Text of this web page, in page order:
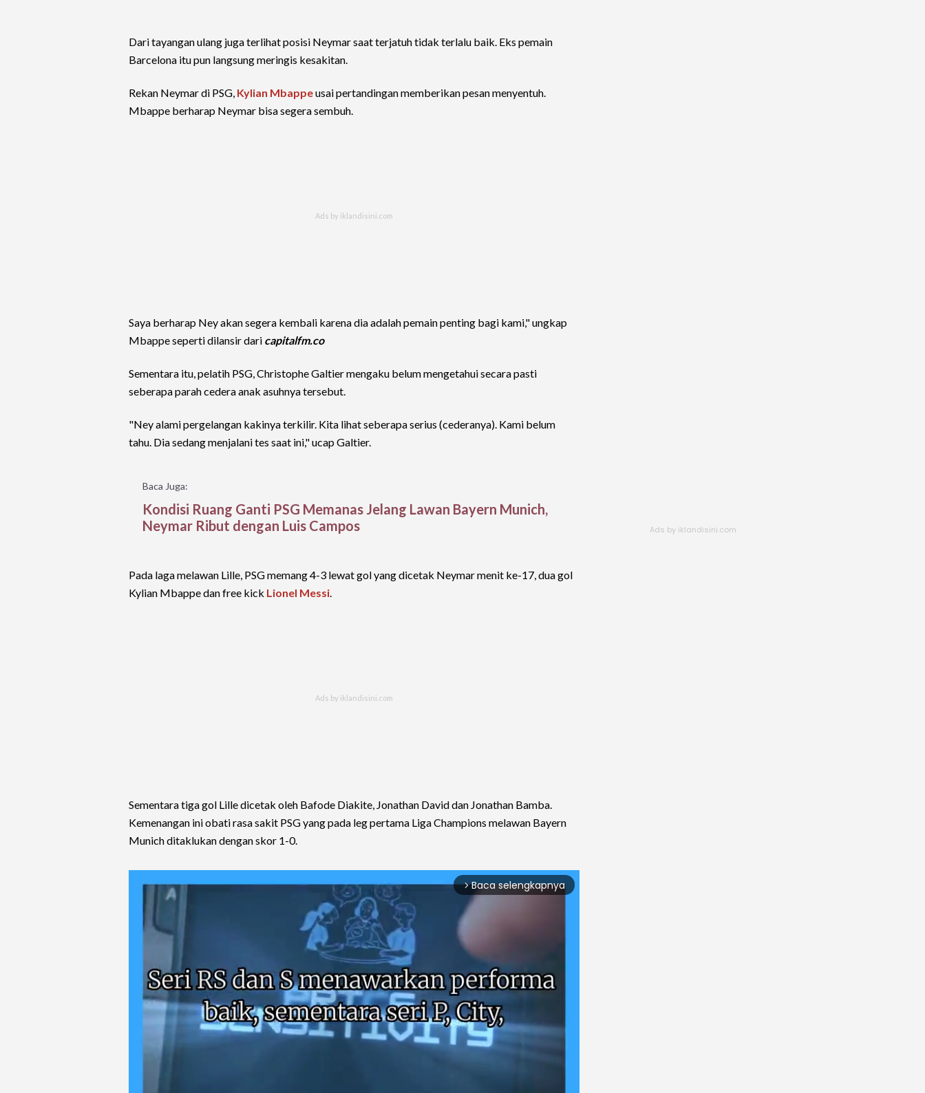
Dari tayangan ulang juga terlihat posisi Neymar saat terjatuh tidak terlalu baik. Eks pemain
Barcelona itu pun langsung meringis kesakitan.
Rekan Neymar di PSG, Kylian Mbappeusai pertandingan memberikan pesan menyentuh.
Mbappe berharap Neymar bisa segera sembuh.
Saya berharap Ney akan segera kembali karena dia adalah pemain penting bagi kami," ungkap
Mbappe seperti dilansir dari capitalfm.co
Sementara itu, pelatih PSG, Christophe Galtier mengaku belum mengetahui secara pasti
seberapa parah cedera anak asuhnya tersebut.
"Ney alami pergelangan kakinya terkilir. Kita lihat seberapa serius (cederanya). Kami belum
tahu. Dia sedang menjalani tes saat ini," ucap Galtier.
Baca Juga:
Kondisi Ruang Ganti PSG Memanas Jelang Lawan Bayern Munich,
Neymar Ribut dengan Luis Campos
Pada laga melawan Lille, PSG memang 4-3 lewat gol yang dicetak Neymar menit ke-17, dua gol
Kylian Mbappe dan free kick Lionel Messi.
Sementara tiga gol Lille dicetak oleh Bafode Diakite, Jonathan David dan Jonathan Bamba.
Kemenangan ini obati rasa sakit PSG yang pada leg pertama Liga Champions melawan Bayern
Munich ditaklukan dengan skor 1-0.
arrow_forward_ios Baca selengkapnya